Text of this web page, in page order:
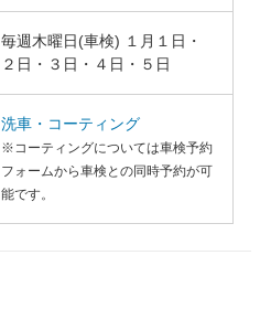
毎週木曜日(車検) １月１日・
２日・３日・４日・５日
洗車・コーティング
※コーティングについては車検予約
フォームから車検との同時予約が可
能です。